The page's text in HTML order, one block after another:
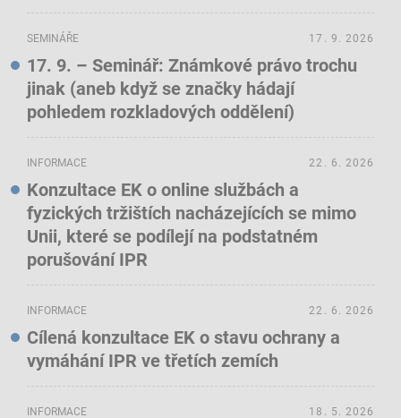
SEMINÁŘE
17. 9. – Seminář: Známkové právo trochu
jinak (aneb když se značky hádají
pohledem rozkladových oddělení)
17. 9. 2026
INFORMACE
Konzultace EK o online službách a
fyzických tržištích nacházejících se mimo
Unii, které se podílejí na podstatném
porušování IPR
22. 6. 2026
INFORMACE
Cílená konzultace EK o stavu ochrany a
vymáhání IPR ve třetích zemích
22. 6. 2026
INFORMACE 18. 5. 2026